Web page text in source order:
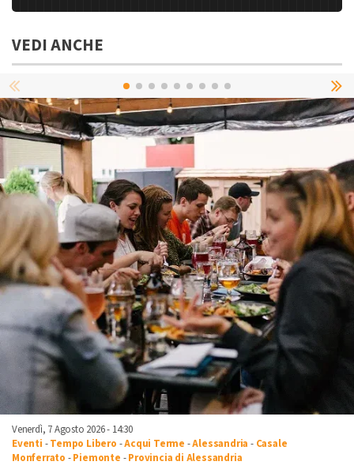
VEDI ANCHE
Venerdì, 7 Agosto 2026 - 14:30
Eventi -Tempo Libero -Acqui Terme -Alessandria - Casale
Monferrato -Piemonte -Provincia di Alessandria